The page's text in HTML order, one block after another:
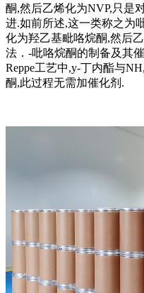
酮,然后乙烯化为NVP,只是
进.如前所述,这一类称之为
化为羟乙基毗咯烷酮,然后
法．-吡咯烷酮的制备及其
Reppe工艺中,y-丁内酯与
酮,此过程无需加催化剂.